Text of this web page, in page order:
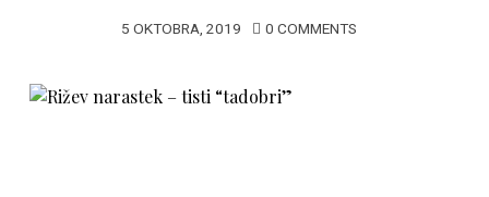
5 OKTOBRA, 2019 0 COMMENTS